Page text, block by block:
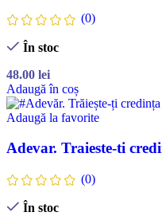
(0)
În stoc
48.00 lei
Adaugă în coș
Adaugă la favorite
Adevar. Traieste-ti
(0)
În stoc